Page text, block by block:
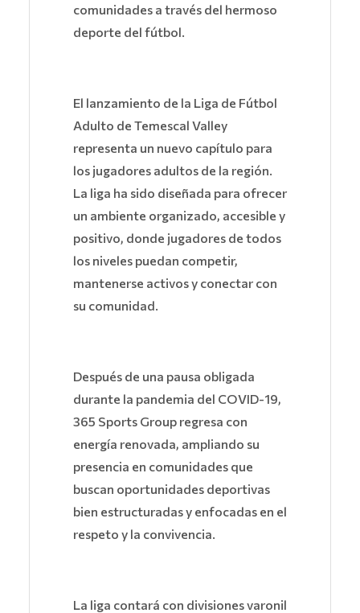
comunidades a través del hermoso
deporte del fútbol.
El lanzamiento de la Liga de Fútbol
Adulto de Temescal Valley
representa un nuevo capítulo para
los jugadores adultos de la región.
La liga ha sido diseñada para ofrecer
un ambiente organizado, accesible y
positivo, donde jugadores de todos
los niveles puedan competir,
mantenerse activos y conectar con
su comunidad.
Después de una pausa obligada
durante la pandemia del COVID-19,
365 Sports Group regresa con
energía renovada, ampliando su
presencia en comunidades que
buscan oportunidades deportivas
bien estructuradas y enfocadas en el
respeto y la convivencia.
La liga contará con divisiones varonil